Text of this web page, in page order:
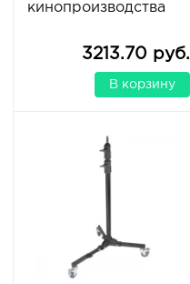
кинопроизводства
3213.70 руб.
В корзину